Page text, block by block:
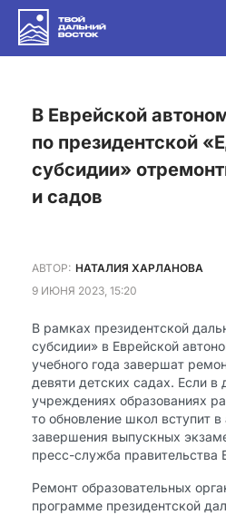
в Еврейской автономии
по президентской
субсидии»
и садов
АВТОР: НАТАЛИЯ ХАРЛАНОВА
9 ИЮНЯ 2023, 15:20
В рамках президентской
субсидии» в Еврейской
учебного года завершат
девяти детских садах. Если в
учреждениях образованиях
то обновление школ вступит
завершения выпускных
пресс-служба правительства
Ремонт образовательных
программе президентской